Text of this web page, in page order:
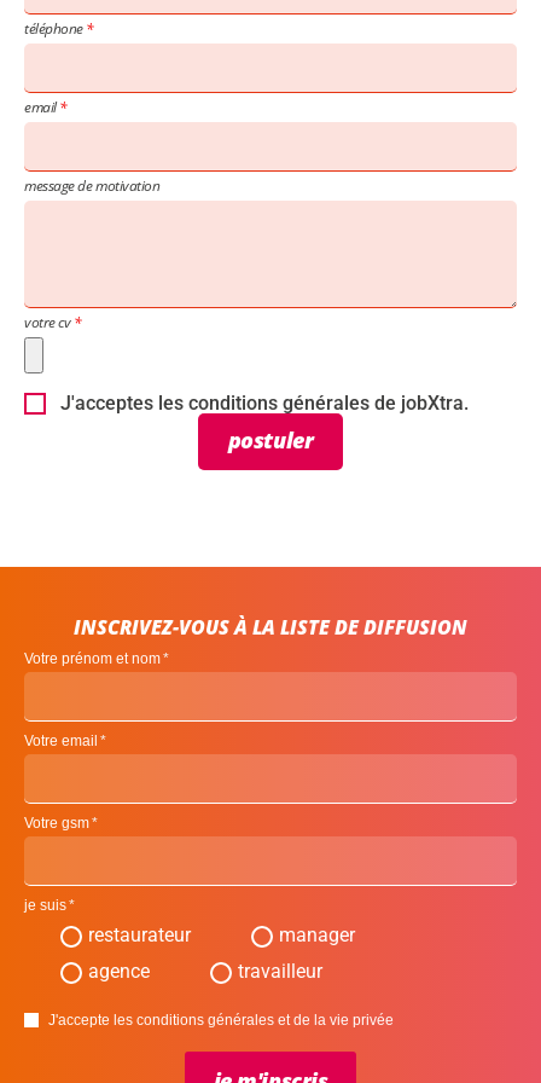
téléphone
email
message de motivation
votre cv
J'acceptes les conditions générales de jobXtra.
postuler
INSCRIVEZ-VOUS À LA LISTE DE DIFFUSION
Votre prénom et nom
Votre email
Votre gsm
je suis
restaurateur
manager
agence
travailleur
J'accepte les conditions générales et de la vie privée